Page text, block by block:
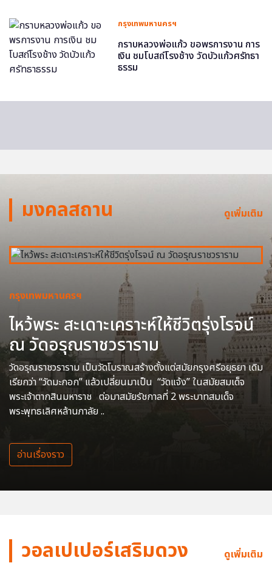
กรุงเทพมหานครฯ
กราบหลวงพ่อแก้ว ขอพรการงาน การ
เงิน ชมโบสถ์โรงช้าง วัดบัวแก้วศรัทธา
ธรรม
มงคลสถาน ดูเพิ่มเติม
กรุงเทพมหานครฯ
ไหว้พระ สะเดาะเคราะห์ให้ชีวิตรุ่งโรจน์
ณ วัดอรุณราชวราราม
วัดอรุณราชวราราม เป็นวัดโบราณสร้างตั้งแต่สมัยกรุงศรีอยุธยา เดิม
เรียกว่า “วัดมะกอก” แล้วเปลี่ยนมาเป็น “วัดแจ้ง” ในสมัยสมเด็จ
พระเจ้าตากสินมหาราช ต่อมาสมัยรัชกาลที่ 2 พระบาทสมเด็จ
พระพุทธเลิศหล้านภาลัย ..
อ่านเรื่องราว
วอลเปเปอร์เสริมดวง ดูเพิ่มเติม